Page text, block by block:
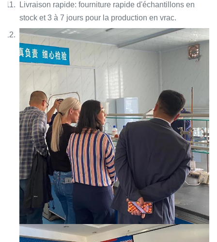
Livraison rapide: fourniture rapide d'échantillons en
stock et 3 à 7 jours pour la production en vrac.